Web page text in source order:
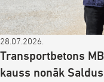
28.07.2026.
Transportbetons
kauss nonāk